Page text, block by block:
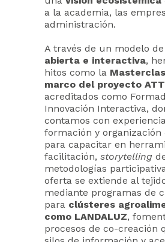
a la academia, las
administración.
A través de un modelo de
abierta e interactiva,
hitos como la
marco del proyecto
acreditados como
Innovación Interactiva,
contamos con
formación y organización
para capacitar en
facilitación, storytelling
metodologías
oferta se extiende al
mediante programas de
para clústeres
como LANDALUZ,
procesos de co-creación